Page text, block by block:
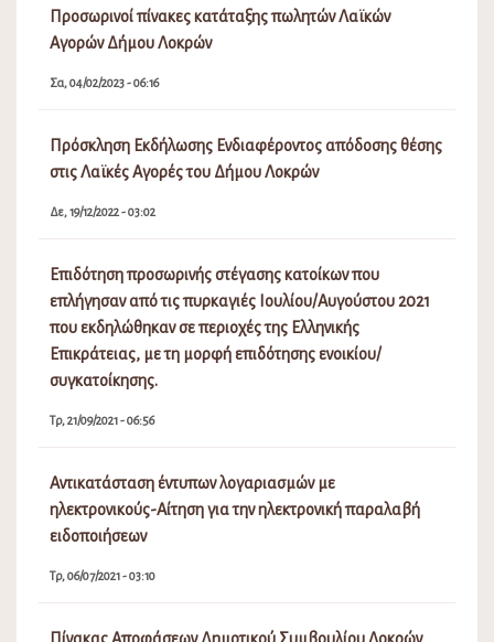
Προσωρινοί πίνακες κατάταξης πωλητών Λαϊκών
Αγορών Δήμου Λοκρών
Σα, 04/02/2023 - 06:16
Πρόσκληση Εκδήλωσης Ενδιαφέροντος απόδοσης θέσης
στις Λαϊκές Αγορές του Δήμου Λοκρών
Δε, 19/12/2022 - 03:02
Επιδότηση προσωρινής στέγασης κατοίκων που
επλήγησαν από τις πυρκαγιές Ιουλίου/Αυγούστου 2021
που εκδηλώθηκαν σε περιοχές της Ελληνικής
Επικράτειας, με τη μορφή επιδότησης ενοικίου/
συγκατοίκησης.
Τρ, 21/09/2021 - 06:56
Αντικατάσταση έντυπων λογαριασμών με
ηλεκτρονικούς-Αίτηση για την ηλεκτρονική παραλαβή
ειδοποιήσεων
Τρ, 06/07/2021 - 03:10